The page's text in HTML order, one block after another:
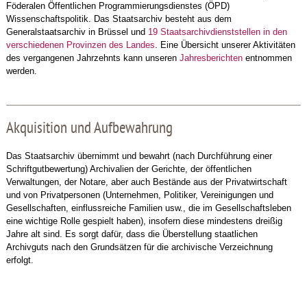
Föderalen Öffentlichen Programmierungsdienstes (ÖPD)
Wissenschaftspolitik. Das Staatsarchiv besteht aus dem
Generalstaatsarchiv in Brüssel und 19 Staatsarchivdienststellen in den
verschiedenen Provinzen des Landes. Eine Übersicht unserer Aktivitäten
des vergangenen Jahrzehnts kann unseren Jahresberichtenentnommen
werden.
Akquisition und Aufbewahrung
Das Staatsarchiv übernimmt und bewahrt (nach Durchführung einer
Schriftgutbewertung) Archivalien der Gerichte, der öffentlichen
Verwaltungen, der Notare, aber auch Bestände aus der Privatwirtschaft
und von Privatpersonen (Unternehmen, Politiker, Vereinigungen und
Gesellschaften, einflussreiche Familien usw., die im Gesellschaftsleben
eine wichtige Rolle gespielt haben), insofern diese mindestens dreißig
Jahre alt sind. Es sorgt dafür, dass die Überstellung staatlichen
Archivguts nach den Grundsätzen für die archivische Verzeichnung
erfolgt.